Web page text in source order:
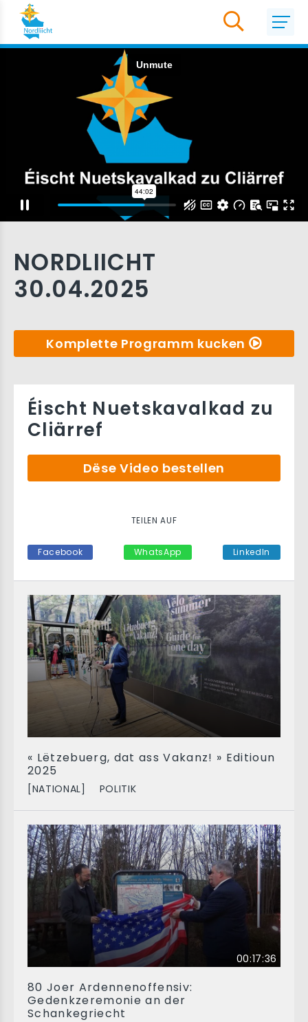
NORDLIICHT
30.04.2025
Komplette Programm kucken
« Lëtzebuerg, dat ass Vakanz! » Editioun
2025
[NATIONAL] POLITIK
00:17:36
80 Joer Ardennenoffensiv:
Gedenkzeremonie an der
Schankegriecht
Éischt Nuetskavalkad zu
Cliärref
Dëse Video bestellen
TEILEN AUF
Facebook WhatsApp LinkedIn